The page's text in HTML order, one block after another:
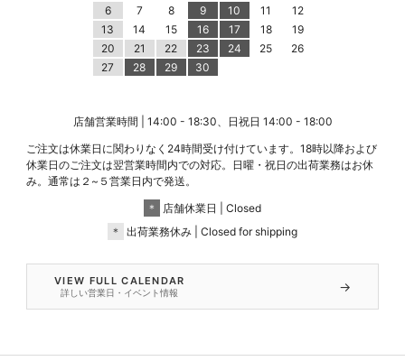
6
7 8 9 10 11
12
13
14 15 16 17 18
19
20
21 22 23 24 25
26
27
28 29 30
店舗営業時間 | 14:00 - 18:30、日祝日 14:00 - 18:00
ご注文は休業日に関わりなく24時間受け付けています。18時以降および
休業日のご注文は翌営業時間内での対応。日曜・祝日の出荷業務はお休
み。通常は２~５営業日内で発送。
＊
店舗休業日 | Closed
＊
出荷業務休み | Closed for shipping
VIEW FULL CALENDAR
詳しい営業日・イベント情報 →